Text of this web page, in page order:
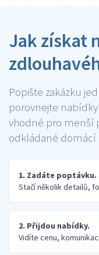
Jak získat
Popište zakázku
porovnejte
vhodné pro menší
odkládané domácí
1. Zadáte poptávku.
Stačí několik detailů,
2. Přijdou nabídky.
Vidíte cenu,